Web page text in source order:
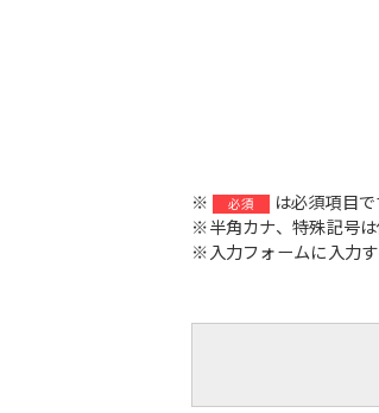
※ 必須
は必須項目で
※半角カナ、特殊記号は
※入力フォームに入力